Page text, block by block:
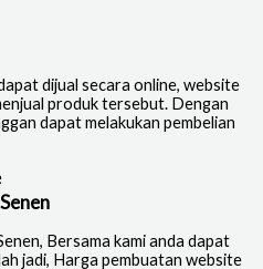
dijual secara online, website
produk tersebut. Dengan
dapat melakukan pembelian
, Bersama kami anda dapat
jadi, Harga pembuatan website